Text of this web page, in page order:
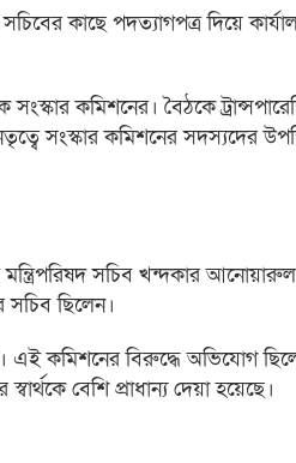
কাছে পদত্যাগপত্র দিয়ে
কমিশনের। বৈঠকে
সংস্কার কমিশনের সদস্যদের
মন্ত্রিপরিষদ সচিব খন্দকার
সচিব ছিলেন।
কমিশনের বিরুদ্ধে অভিযোগ
বেশি প্রাধান্য দেয়া হয়েছে।